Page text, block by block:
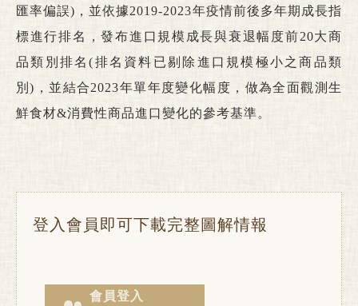
匯率偏誤)，並依據2019-2023年疫情前後多年期成長指
標進行排名，發布進口規模成長與衰退幅度前20大商
品類別排名(排名資料已剔除進口規模極小之商品類
別)，並結合2023年單年度變化幅度，做為全面觀測生
鮮食材&消費性商品進口變化的參考基準。
登入會員即可下載完整圖解情報
會員登入